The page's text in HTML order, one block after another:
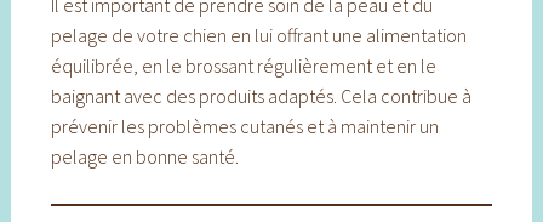
pelage de votre chien en lui offrant une alimentation
équilibrée, en le brossant régulièrement et en le
baignant avec des produits adaptés. Cela contribue à
prévenir les problèmes cutanés et à maintenir un
pelage en bonne santé.